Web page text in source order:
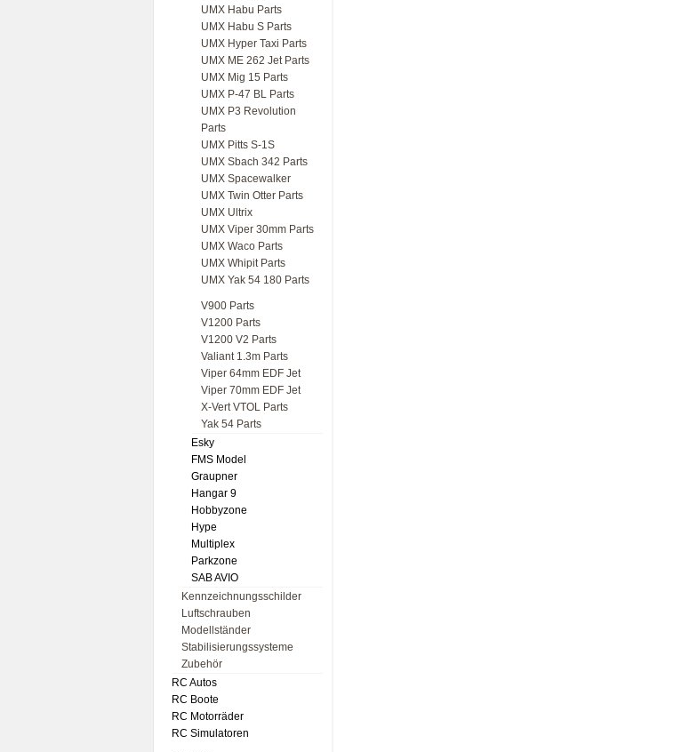
UMX Habu Parts
UMX Habu S Parts
UMX Hyper Taxi Parts
UMX ME 262 Jet Parts
UMX Mig 15 Parts
UMX P-47 BL Parts
UMX P3 Revolution
Parts
UMX Pitts S-1S
UMX Sbach 342 Parts
UMX Spacewalker
UMX Twin Otter Parts
UMX Ultrix
UMX Viper 30mm Parts
UMX Waco Parts
UMX Whipit Parts
UMX Yak 54 180 Parts
V900 Parts
V1200 Parts
V1200 V2 Parts
Valiant 1.3m Parts
Viper 64mm EDF Jet
Viper 70mm EDF Jet
X-Vert VTOL Parts
Yak 54 Parts
Esky
FMS Model
Graupner
Hangar 9
Hobbyzone
Hype
Multiplex
Parkzone
SAB AVIO
Kennzeichnungsschilder
Luftschrauben
Modellständer
Stabilisierungssysteme
Zubehör
RC Autos
RC Boote
RC Motorräder
RC Simulatoren